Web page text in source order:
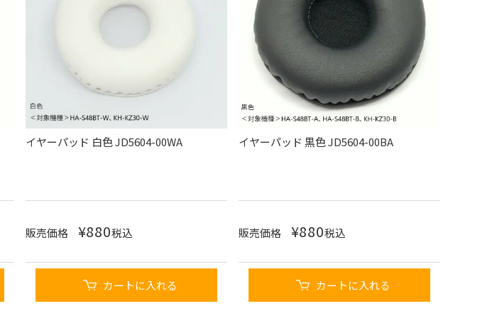
イヤーパッド 白色 JD5604-00WA
販売価格 ¥880税込
カートに入れる
イヤーパッド 黒色 JD5604-00BA
販売価格 ¥880税込
カートに入れる